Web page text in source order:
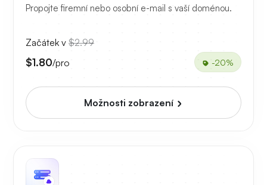
Propojte firemní nebo osobní e-mail s vaší doménou.
Začátek v $2.99
$1.80/pro -20%
Možnosti zobrazení